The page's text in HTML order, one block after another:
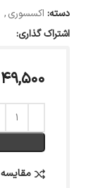
دسته: اکسسوری,
اشتراک گذاری:
۴۹,۵۰۰
مقایسه